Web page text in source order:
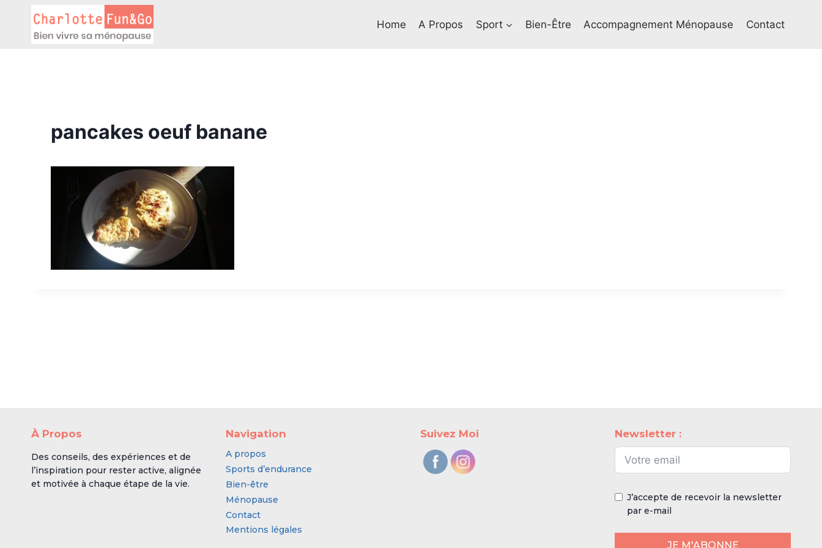
contenu
Home A Propos Sport Bien-Être Accompagnement Ménopause Contact
pancakes oeuf banane
À Propos
Des conseils, des expériences et de
l’inspiration pour rester active, alignée
et motivée à chaque étape de la vie.
Navigation
A propos
Sports d’endurance
Bien-être
Ménopause
Contact
Mentions légales
Suivez Moi Newsletter :
J’accepte de recevoir la newsletter
par e-mail
JE M'ABONNE